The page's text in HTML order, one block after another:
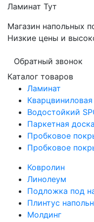
Ламинат Тут
Магазин напольных
Низкие цены и
Обратный звонок
Каталог товаров
Ламинат
Кварцвиниловая
Водостойкий
Паркетная доска
Пробковое
Пробковое
Ковролин
Линолеум
Подложка под
Плинтус
Молдинг